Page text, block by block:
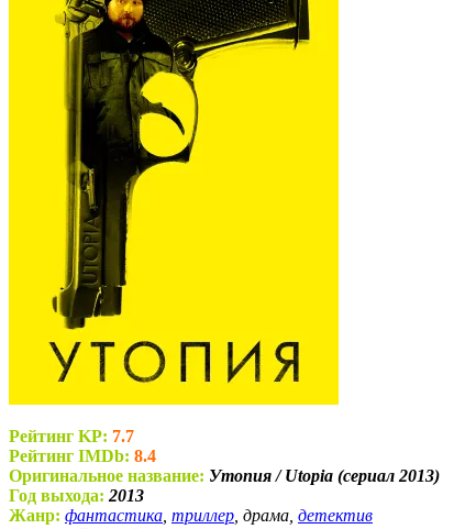
Рейтинг KP: 7.7
Рейтинг IMDb: 8.4
Оригинальное название: Утопия / Utopia (сериал 2013)
Год выхода: 2013
Жанр: фантастика триллер , драма, детектив